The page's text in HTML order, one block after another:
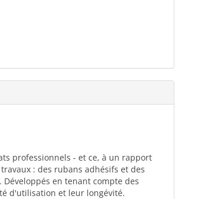
professionnels - et ce, à un rapport
: des rubans adhésifs et des
en tenant compte des
d'utilisation et leur longévité.